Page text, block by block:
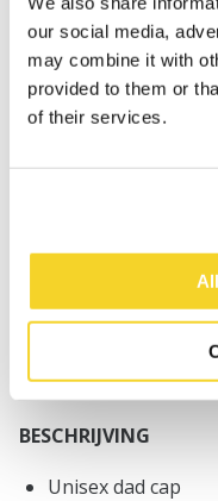
our social media,
may combine it with
provided to them or
of their services.
Bestellingen
Gratis
Binnen 30
BESCHRIJVING
Unisex dad cap